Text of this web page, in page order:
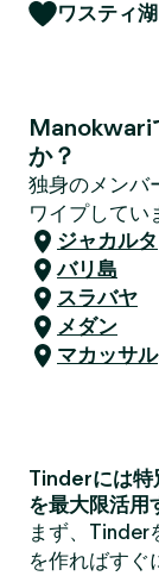
ワスティ湖
Manokwari
か？
独身のメンバ
ワイプしてい
ジャカルタ
バリ島
スラバヤ
メダン
マカッサル
Tinderには特
を最大限活用
まず、Tinder
を作ればすぐ